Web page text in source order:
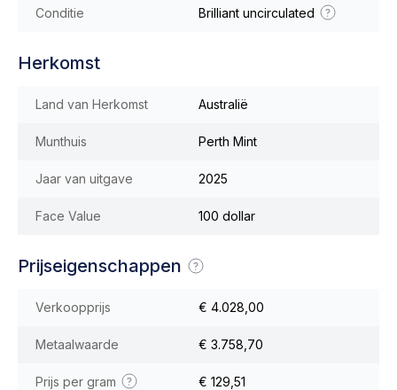
Conditie Brilliant uncirculated
Herkomst
Land van Herkomst Australië
Munthuis Perth Mint
Jaar van uitgave 2025
Face Value 100 dollar
Prijseigenschappen
Verkoopprijs € 4.028,00
Metaalwaarde € 3.758,70
Prijs per gram € 129,51